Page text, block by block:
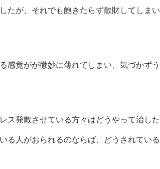
たが、それでも飽きたらず散財してしまい
感覚がが微妙に薄れてしまい、気づかずう
ス発散させている方々はどうやって治した
る人がおられるのならば、どうされている